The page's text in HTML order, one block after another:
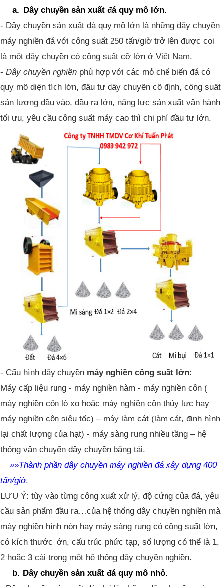
a. Dây chuyền sản xuất đá quy mô lớn.
- Dây chuyền sản xuất đá quy mô lớn là những dây chuyền
máy nghiền đá với công suất 250 tấn/giờ trở lên được coi
là một dây chuyền có công suất cỡ lớn ở Việt Nam.
- Dây chuyền nghiền phù hợp với các mỏ chế biến đá có
quy mô diện tích lớn, đầu tư dây chuyền cố định, công suất
sản lượng đầu vào, đầu ra lớn, năng lực sản xuất vận hành
tối ưu, yêu cầu công suất máy cao thì chi phí đầu tư lớn.
- Cấu hình dây chuyền máy nghiền công suất lớn:
Máy cấp liệu rung - máy nghiền hàm - máy nghiền côn (
máy nghiền côn lò xo hoặc máy nghiền côn thủy lực hay
máy nghiền côn siêu tốc) – máy làm cát (làm cát, định hình
lại chất lượng của hạt) - máy sàng rung nhiều tầng – hệ
thống vận chuyển dây chuyền băng tải.
»»Thành phần dây chuyền máy nghiền đá xây dựng 400
tấn/giờ.
LƯU Ý: tùy vào từng công xuất xử lý, độ cứng của đá, yêu
cầu sản phẩm đầu ra…của hệ thống dây chuyền nghiền mà
máy nghiền hình nón hay máy sàng rung có công suất lớn,
có kích thước lớn, cấu trúc phức tạp, số lượng có thể là 1,
2 hoặc 3 cái trong một hệ thống dây chuyền nghiền.
b. Dây chuyền sản xuất đá quy mô nhỏ.